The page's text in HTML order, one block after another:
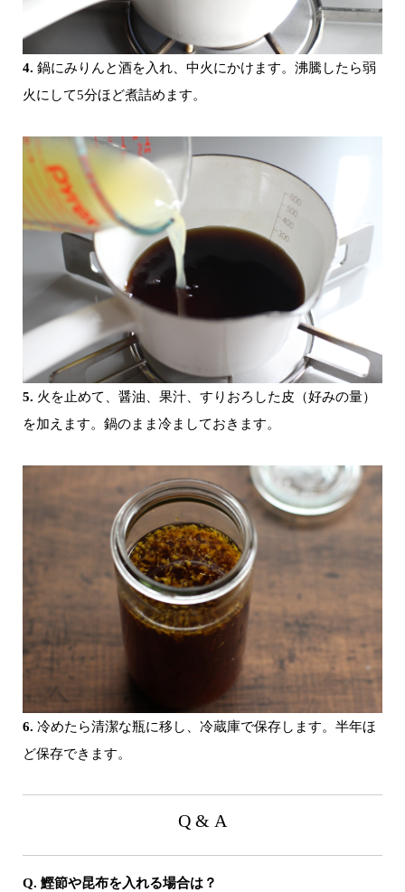
4. 鍋にみりんと酒を入れ、中火にかけます。沸騰したら弱
火にして5分ほど煮詰めます。
5. 火を止めて、醤油、果汁、すりおろした皮（好みの量）
を加えます。鍋のまま冷ましておきます。
6. 冷めたら清潔な瓶に移し、冷蔵庫で保存します。半年ほ
ど保存できます。
Q & A
Q. 鰹節や昆布を入れる場合は？